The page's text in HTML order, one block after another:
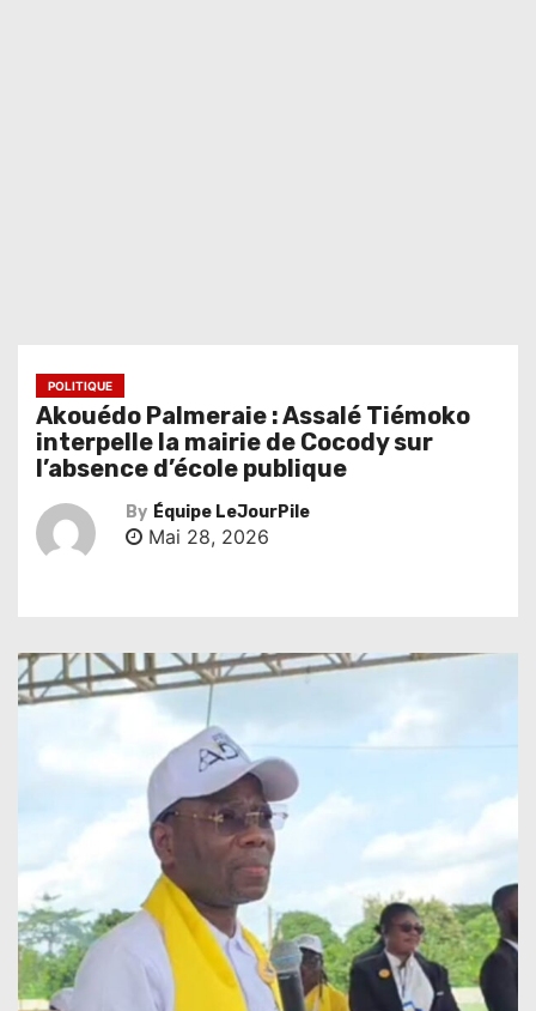
POLITIQUE
Akouédo Palmeraie : Assalé Tiémoko
interpelle la mairie de Cocody sur
l’absence d’école publique
By Équipe LeJourPile
Mai 28, 2026